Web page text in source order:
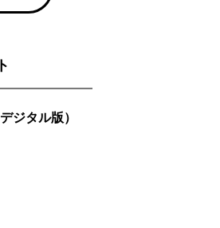
ジタル版）